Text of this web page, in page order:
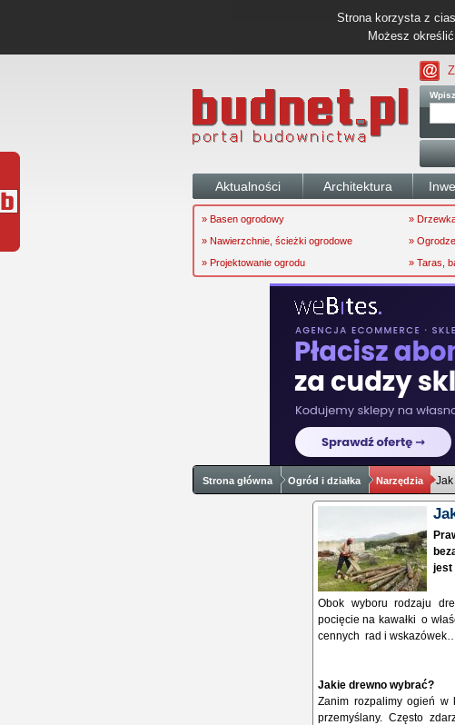
Strona korzysta z
Możesz
Aktualności Architektura
» Basen ogrodowy »
» Nawierzchnie, ścieżki ogrodowe
»
» Projektowanie ogrodu
» Taras,
Strona główna Ogród i działka Narzędzia Jak
jest
Obok wyboru rodzaju
pocięcie na kawałki o
cennych rad i
Jakie drewno wybrać?
Zanim rozpalimy ogień w
przemyślany. Często